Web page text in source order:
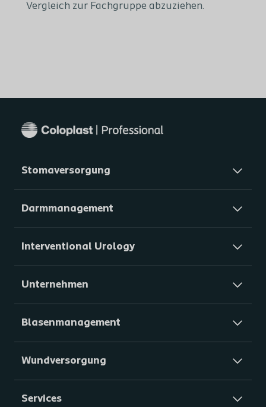
Vergleich zur Fachgruppe abzuziehen.
Stomaversorgung
Darmmanagement
Interventional Urology
Unternehmen
Blasenmanagement
Wundversorgung
Services